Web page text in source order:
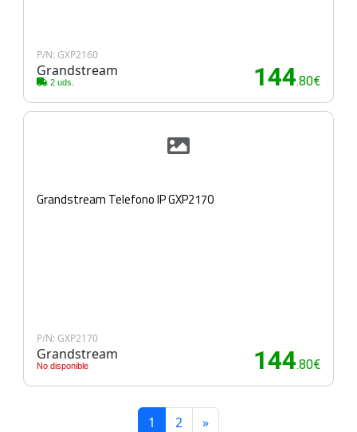
P/N: GXP2160
Grandstream
2 uds. 144.80€
Grandstream Telefono IP GXP2170
P/N: GXP2170
Grandstream
No disponible 144.80€
1 2 »